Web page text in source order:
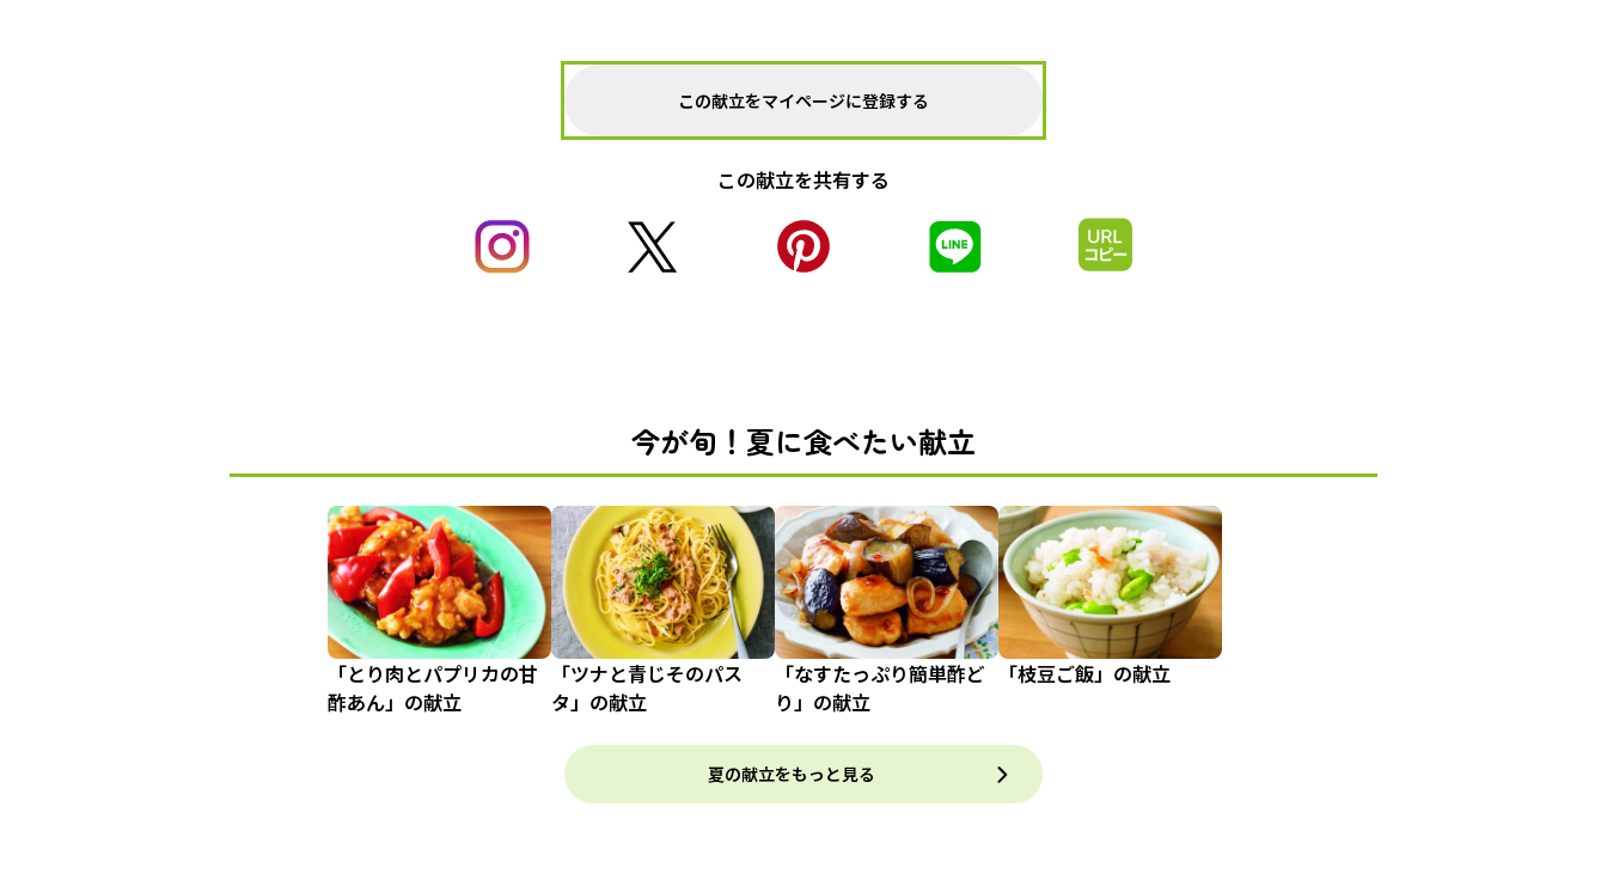
この献立をマイページに登録する
この献立を共有する
今が旬！夏に食べたい献立
「とり肉とパプリカの甘
酢あん」の献立
「ツナと青じそのパス
タ」の献立
「なすたっぷり簡単酢ど
り」の献立
「枝豆ご飯」の献立
夏の献立をもっと見る